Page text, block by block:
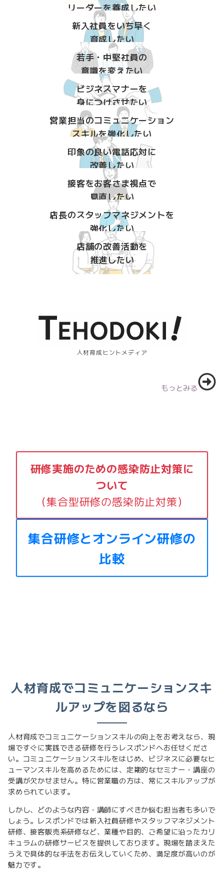
リーダーを養成したい
新入社員をいち早く
育成したい
若手・中堅社員の
意識を変えたい
ビジネスマナーを
身につけさせたい
営業担当のコミュニケーション
スキルを強化したい
印象の良い電話応対に
改善したい
接客をお客さま視点で
見直したい
店長のスタッフマネジメントを
強化したい
店舗の改善活動を
推進したい
人材育成ヒントメディア
もっとみる
研修実施のための感染防止対策に
ついて
（集合型研修の感染防止対策）
集合研修とオンライン研修の
比較
人材育成でコミュニケーションスキ
ルアップを図るなら
人材育成でコミュニケーションスキルの向上をお考えなら、現
場ですぐに実践できる研修を行うレスポンドへお任せくださ
い。コミュニケーションスキルをはじめ、ビジネスに必要なヒ
ューマンスキルを高めるためには、定期的なセミナー・講座の
受講が欠かせません。特に営業職の方は、常にスキルアップが
求められています。
しかし、どのような内容・講師にすべきか悩む担当者も多いで
しょう。レスポンドでは新入社員研修やスタッフマネジメント
研修、接客販売系研修など、業種や目的、ご希望に沿ったカリ
キュラムの研修サービスを提供しております。現場を踏まえた
うえで具体的な手法をお伝えしていくため、満足度が高いのが
魅力です。